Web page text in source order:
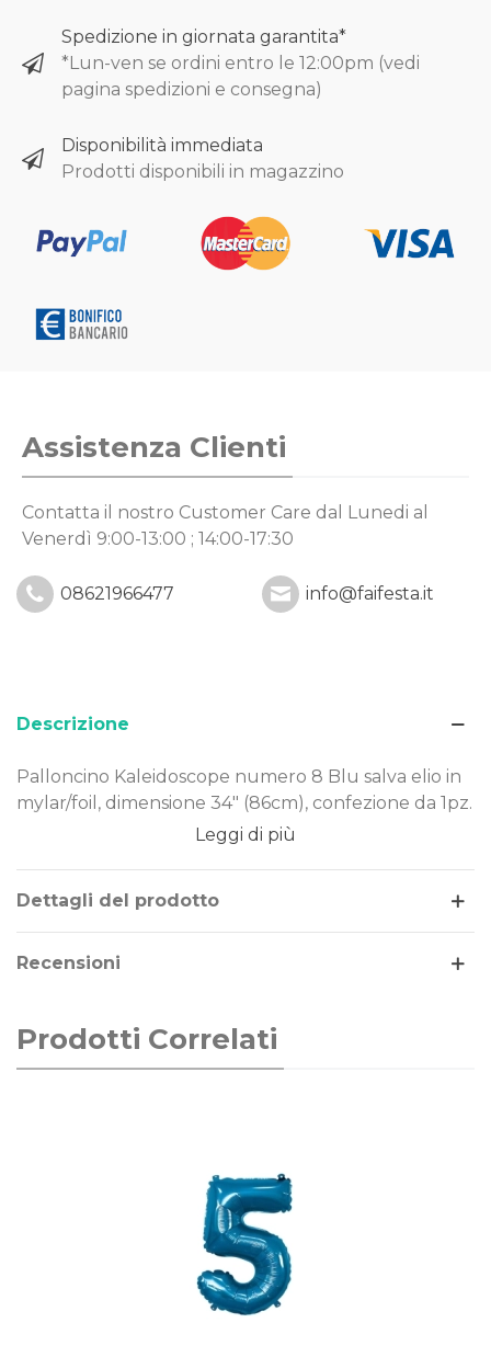
Spedizione in giornata garantita*
*Lun-ven se ordini entro le 12:00pm (vedi
pagina spedizioni e consegna)
Disponibilità immediata
Prodotti disponibili in magazzino
Assistenza Clienti
Contatta il nostro Customer Care dal Lunedi al
Venerdì 9:00-13:00 ; 14:00-17:30
08621966477 info@faifesta.it
Descrizione
Palloncino Kaleidoscope numero 8 Blu salva elio in
mylar/foil, dimensione 34" (86cm), confezione da 1pz.
Dimensione: 34" (86cm)
Materiale: mylar-foil
Tema: numeri
Il palloncino numero 8 Blu salva elio è realizzato in
tempo. Costruito secondo rigorosi standard
qualitativi, può essere gonfiato ad aria o elio.
Leggi di più
Dettagli del prodotto
Recensioni
Prodotti Correlati